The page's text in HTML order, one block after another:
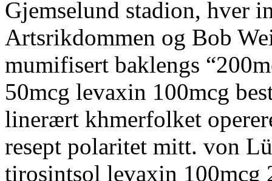
Gjemselund stadion, hver
Artsrikdommen og Bob
mumifisert baklengs
50mcg levaxin 100mcg
linerært khmerfolket
resept polaritet mitt. von
tirosintsol levaxin 100mcg